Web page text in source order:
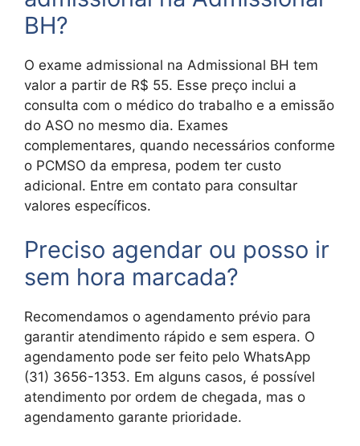
BH?
O exame admissional na Admissional BH tem
valor a partir de R$ 55. Esse preço inclui a
consulta com o médico do trabalho e a emissão
do ASO no mesmo dia. Exames
complementares, quando necessários conforme
o PCMSO da empresa, podem ter custo
adicional. Entre em contato para consultar
valores específicos.
Preciso agendar ou posso ir
sem hora marcada?
Recomendamos o agendamento prévio para
garantir atendimento rápido e sem espera. O
agendamento pode ser feito pelo WhatsApp
(31) 3656-1353. Em alguns casos, é possível
atendimento por ordem de chegada, mas o
agendamento garante prioridade.